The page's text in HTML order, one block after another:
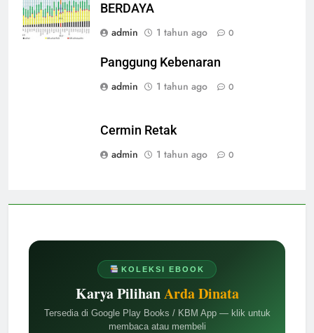
KOLEKSI EBOOK
Karya PilihanArda Dinata
Tersedia di Google Play Books / KBM App — klik untuk
membaca atau membeli
BERDAYA
admin
1 tahun ago 0
Panggung Kebenaran
admin
1 tahun ago 0
Cermin Retak
admin
1 tahun ago 0